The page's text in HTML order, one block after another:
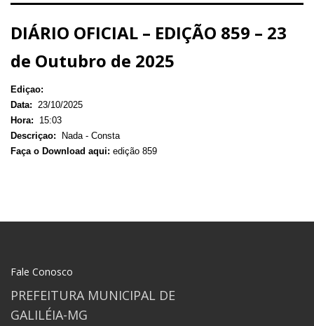
DIÁRIO OFICIAL – EDIÇÃO 859 – 23
de Outubro de 2025
Ediçao:
Data:
23/10/2025
Hora:
15:03
Descriçao:
Nada - Consta
Faça o Download aqui: edição 859
Fale Conosco
PREFEITURA MUNICIPAL DE
GALILÉIA-MG